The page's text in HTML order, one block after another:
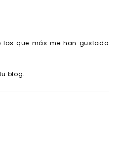
los que más me han gustado
blog.